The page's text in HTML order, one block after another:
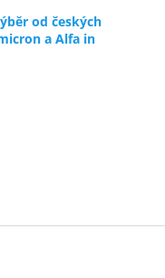
od českých
a Alfa in